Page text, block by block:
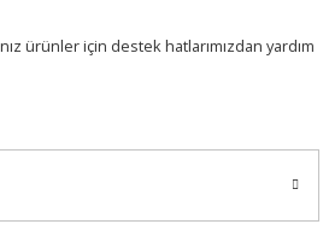
ürünler için destek hatlarımızdan yardım